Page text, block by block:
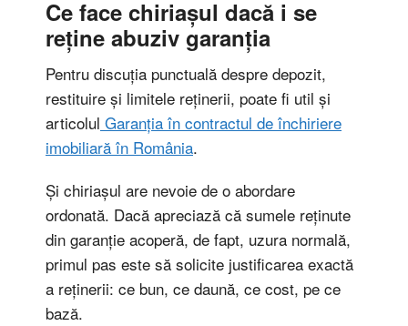
Ce face chiriașul dacă i se
reține abuziv garanția
Pentru discuția punctuală despre depozit,
restituire și limitele reținerii, poate fi util și
articolul Garanția în contractul de închiriere
imobiliară în România.
Și chiriașul are nevoie de o abordare
ordonată. Dacă apreciază că sumele reținute
din garanție acoperă, de fapt, uzura normală,
primul pas este să solicite justificarea exactă
a reținerii: ce bun, ce daună, ce cost, pe ce
bază.